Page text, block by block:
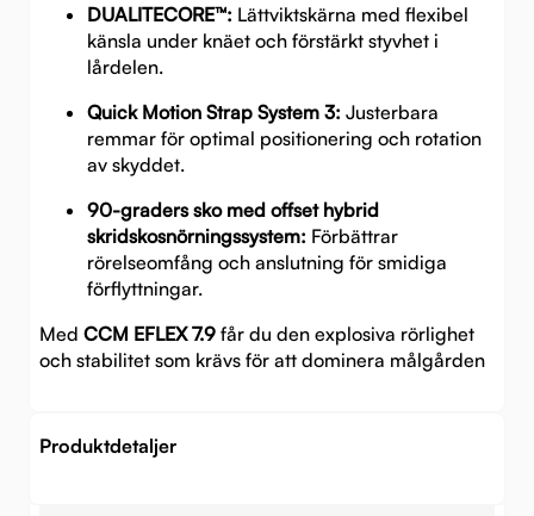
DUALITECORE™: Lättviktskärna med flexibel
känsla under knäet och förstärkt styvhet i
lårdelen.
Quick Motion Strap System 3: Justerbara
remmar för optimal positionering och rotation
av skyddet.
90-graders sko med offset hybrid
skridskosnörningssystem: Förbättrar
rörelseomfång och anslutning för smidiga
förflyttningar.
Med CCM EFLEX 7.9 får du den explosiva rörlighet
och stabilitet som krävs för att dominera målgården
Produktdetaljer